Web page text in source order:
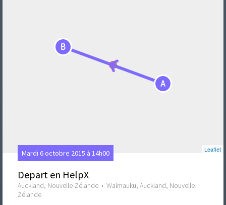
A
B
Leaflet
Mardi 6 octobre 2015 à 14h00
Depart en HelpX
Auckland, Nouvelle-Zélande › Waimauku, Auckland, Nouvelle-
Zélande